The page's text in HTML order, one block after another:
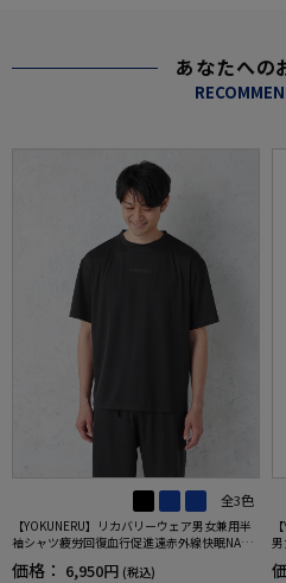
あなたへの
全3色
【YOKUNERU】リカバリーウェア男女兼用半
袖シャツ疲労回復血行促進遠赤外線快眠NANO
MIX(R)【一般医療機器】SS～LLサイズ
価格： 6,950円 (税込)
男